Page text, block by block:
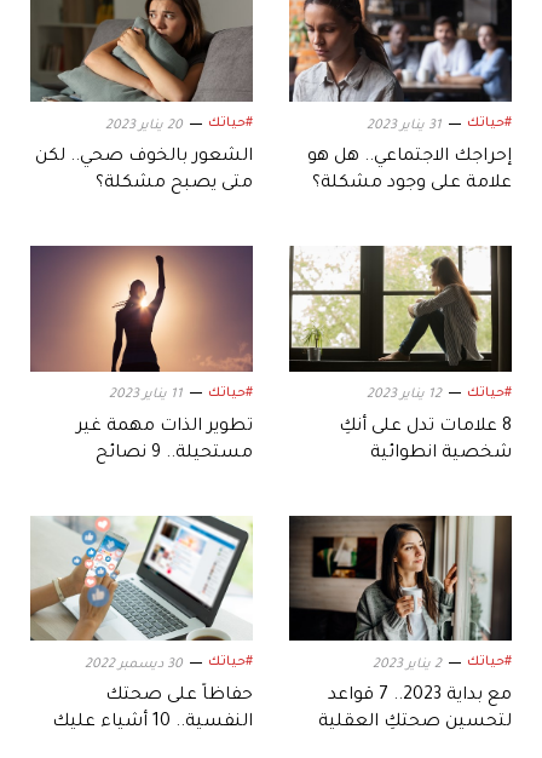
#حياتك 31 يناير 2023
إحراجك الاجتماعي.. هل هو
علامة على وجود مشكلة؟
#حياتك 20 يناير 2023
الشعور بالخوف صحي.. لكن
متى يصبح مشكلة؟
#حياتك 12 يناير 2023
8 علامات تدل على أنكِ
شخصية انطوائية
#حياتك 11 يناير 2023
تطوير الذات مهمة غير
مستحيلة.. 9 نصائح
#حياتك 2 يناير 2023
مع بداية 2023.. 7 قواعد
لتحسين صحتكِ العقلية
#حياتك 30 ديسمبر 2022
حفاظاً على صحتك
النفسية.. 10 أشياء عليك